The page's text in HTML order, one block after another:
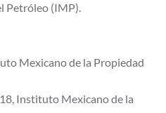
Petróleo (IMP).
Mexicano de la Propiedad
Instituto Mexicano de la